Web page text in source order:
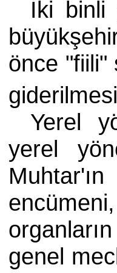
İki binli
önce "fiili"
Yerel
yerel
genel